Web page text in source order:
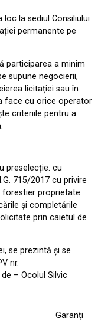
loc la sediul Consiliului
permanente pe
participarea a minim
supune negocierii,
licitației sau în
face cu orice operator
criteriile pentru a
preselecție. cu
715/2017 cu privire
forestier proprietate
și completările
prin caietul de
se prezintă și se
nr.
– Ocolul Silvic
Garanți